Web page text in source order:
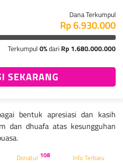
Dana Terkumpul
Rp 6.930.000
Terkumpul0%dari Rp 1.680.000.000
SEKARANG
bentuk apresiasi dan kasih
dan dhuafa atas kesungguhan
Donatur 108 Info Terbaru